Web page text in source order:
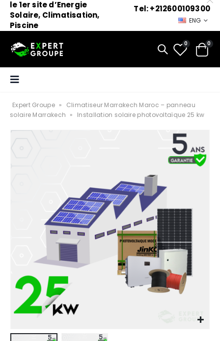
le 1er site d’Energie
Solaire, Climatisation,
Piscine
Tel: +212600109300
ENG
0 0
Expert Groupe »
Climatiseur Marrakech Maroc – panneau
solaire Marrakech » Installation solaire photovoltaïque 25 kw